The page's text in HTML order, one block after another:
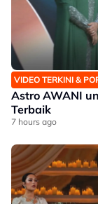
VIDEO TERKINI &
Astro AWANI
Terbaik
7 hours ago